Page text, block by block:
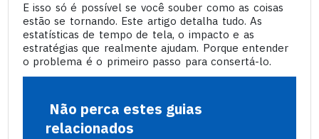
E isso só é possível se você souber como as coisas
estão se tornando. Este artigo detalha tudo. As
estatísticas de tempo de tela, o impacto e as
estratégias que realmente ajudam. Porque entender
o problema é o primeiro passo para consertá-lo.
Não perca estes guias
relacionados